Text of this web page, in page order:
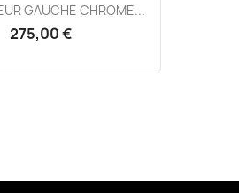
GAUCHE CHROME...
275,00 €